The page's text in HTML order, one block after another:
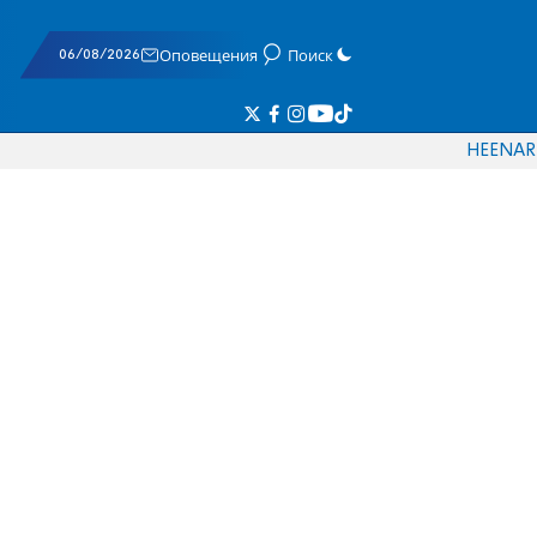
06/08/2026 Оповещения Поиск
HEENAR